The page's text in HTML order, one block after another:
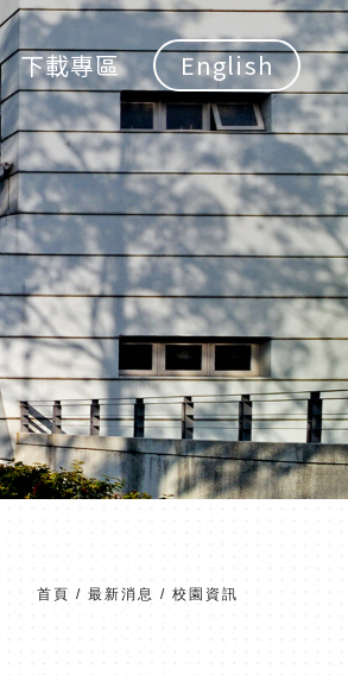
下載專區 English
首頁 / 最新消息 / 校園資訊